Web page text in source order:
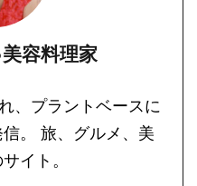
容料理家
、プラントベースに
。 旅、グルメ、美
イト。